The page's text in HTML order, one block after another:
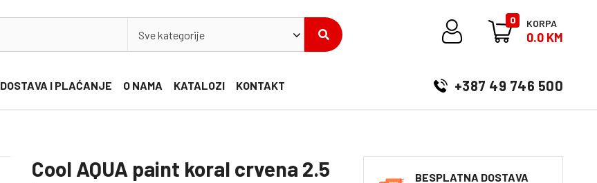
Sve kategorije
0 KORPA
0.0 KM
DOSTAVA I PLAĆANJE O NAMA KATALOZI KONTAKT +387 49 746 500
Cool AQUA paint koral crvena 2.5
BESPLATNA DOSTAVA